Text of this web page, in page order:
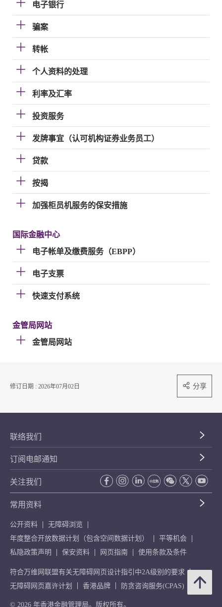
电子银行
骗案
转帐
个人资料的处理
利率及汇率
投资服务
发牌事宜（认可机构证券业务员工）
贷款
按揭
加强柜员机服务的保安措施
国际金融中心
电子帐单及缴费服务（EBPP）
电子支票
快速支付系统
金管局网站
金管局网站
修订日期 : 2026年07月02日 分享
联络我们
订阅电邮通知
关注我们
常用资料
公开资料
无障碍浏览
年度整合开放数据计划（包含空间数据计划）
平等机会
私隐政策声明
保安资料 网页指南 使用条款及条件
符合万维网联盟有关无障碍网页设计指引中2A级别的要求
无障碍网页嘉许计划
香港品牌 防贪咨询服务(CPAS)
© 2026 年香港金融管理局。版权所有。